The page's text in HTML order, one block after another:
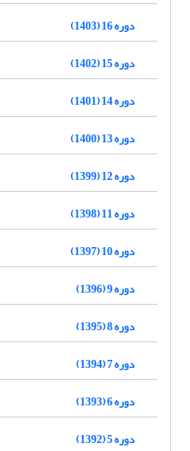
دوره 16 (1403)
دوره 15 (1402)
دوره 14 (1401)
دوره 13 (1400)
دوره 12 (1399)
دوره 11 (1398)
دوره 10 (1397)
دوره 9 (1396)
دوره 8 (1395)
دوره 7 (1394)
دوره 6 (1393)
دوره 5 (1392)